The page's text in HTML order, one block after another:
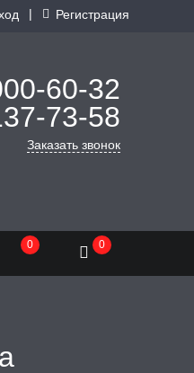
| Регистрация
60-32
73-58
Заказать звонок
0 0